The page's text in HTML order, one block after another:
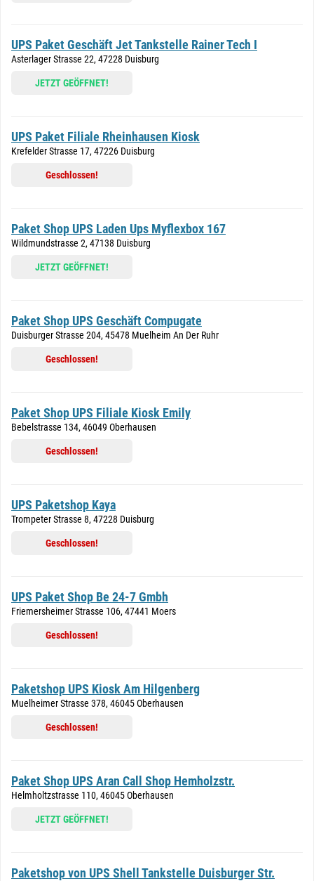
UPS Paket Geschäft Jet Tankstelle Rainer Tech I
Asterlager Strasse 22, 47228 Duisburg
JETZT GEÖFFNET!
UPS Paket Filiale Rheinhausen Kiosk
Krefelder Strasse 17, 47226 Duisburg
Geschlossen!
Paket Shop UPS Laden Ups Myflexbox 167
Wildmundstrasse 2, 47138 Duisburg
JETZT GEÖFFNET!
Paket Shop UPS Geschäft Compugate
Duisburger Strasse 204, 45478 Muelheim An Der Ruhr
Geschlossen!
Paket Shop UPS Filiale Kiosk Emily
Bebelstrasse 134, 46049 Oberhausen
Geschlossen!
UPS Paketshop Kaya
Trompeter Strasse 8, 47228 Duisburg
Geschlossen!
UPS Paket Shop Be 24-7 Gmbh
Friemersheimer Strasse 106, 47441 Moers
Geschlossen!
Paketshop UPS Kiosk Am Hilgenberg
Muelheimer Strasse 378, 46045 Oberhausen
Geschlossen!
Paket Shop UPS Aran Call Shop Hemholzstr.
Helmholtzstrasse 110, 46045 Oberhausen
JETZT GEÖFFNET!
Paketshop von UPS Shell Tankstelle Duisburger Str.